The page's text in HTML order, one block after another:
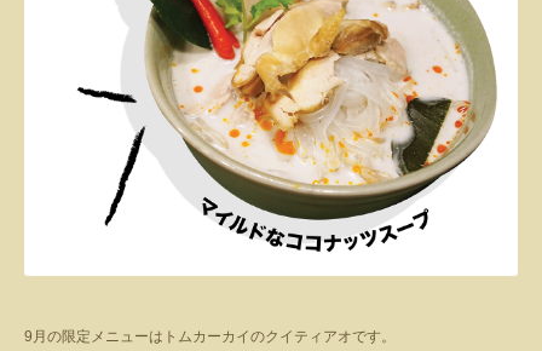
9月の限定メニューはトムカーカイのクイティアオです。